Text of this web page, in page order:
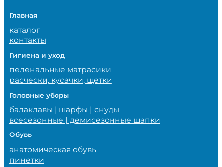
Главная
каталог
контакты
Гигиена и уход
пеленальные матрасики
расчески, кусачки, щетки
Головные уборы
балаклавы | шарфы | снуды
всесезонные | демисезонные шапки
Обувь
анатомическая обувь
пинетки